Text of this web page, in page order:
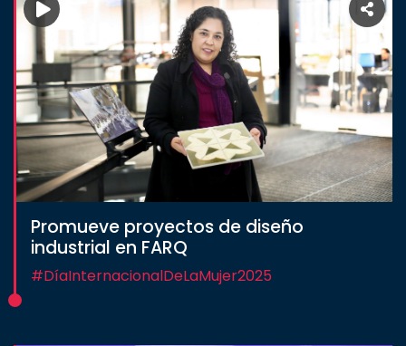
Promueve proyectos de diseño
industrial en FARQ
#DíaInternacionalDeLaMujer2025